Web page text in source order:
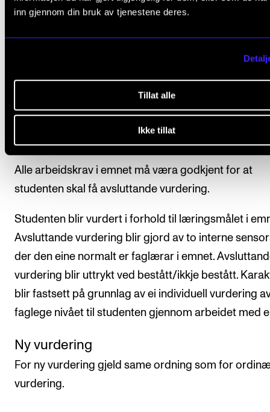
inn gjennom din bruk av tjenestene deres.
Tillat alle
Ikke tillat
normalt fører til at studenten ikkje får godkjent
Studenten må levere repertoarliste på
Avsluttande vurdering
Alle arbeidskrav i emnet må væra godkjent for at
studenten skal få avsluttande vurdering.
Studenten blir vurdert i forhold til læringsmålet i
Avsluttande vurdering blir gjord av to interne
der den eine normalt er faglærar i emnet.
vurdering blir uttrykt ved bestått/ikkje bestått.
blir fastsett på grunnlag av ei individuell vurdering
faglege nivået til studenten gjennom arbeidet med
Ny vurdering
For ny vurdering gjeld same ordning som for
vurdering.